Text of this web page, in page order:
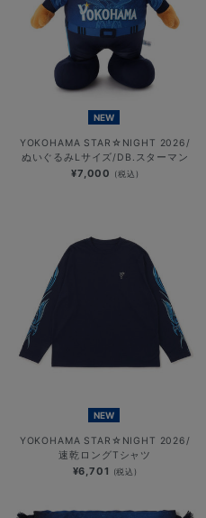
NEW
YOKOHAMA STAR☆NIGHT 2026/
ぬいぐるみLサイズ/DB.スターマン
¥7,000 (税込)
NEW
YOKOHAMA STAR☆NIGHT 2026/
速乾ロングTシャツ
¥6,701 (税込)